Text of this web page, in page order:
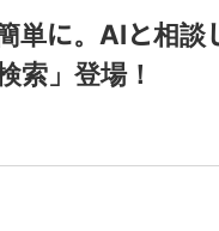
単に。AIと相談
索」登場！